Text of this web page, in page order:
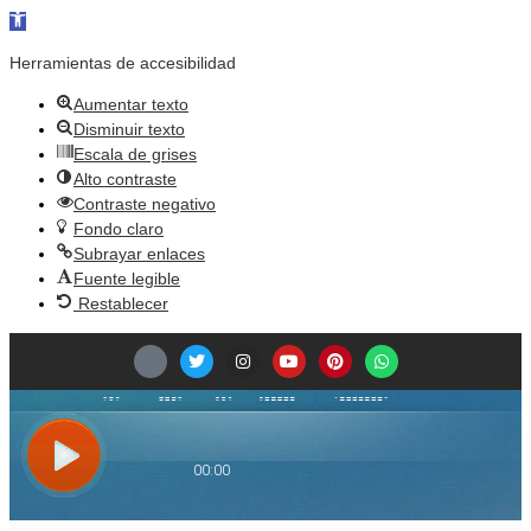
Abrir barra de herramientas
Herramientas de accesibilidad
Aumentar texto
Disminuir texto
Escala de grises
Alto contraste
Contraste negativo
Fondo claro
Subrayar enlaces
Fuente legible
Restablecer